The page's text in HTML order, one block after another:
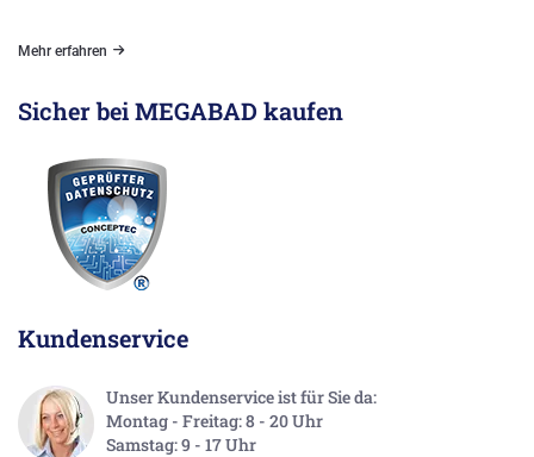
Mehr erfahren
Sicher bei MEGABAD kaufen
Kundenservice
Unser Kundenservice ist für Sie da:
Montag - Freitag: 8 - 20 Uhr
Samstag: 9 - 17 Uhr